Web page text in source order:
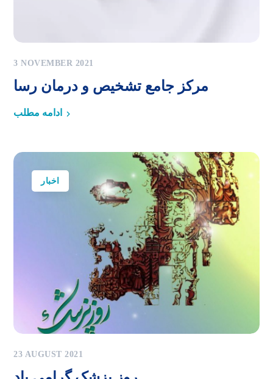
3 NOVEMBER 2021
مرکز جامع تشخیص و درمان رسا
ادامه مطلب
اخبار
23 AUGUST 2021